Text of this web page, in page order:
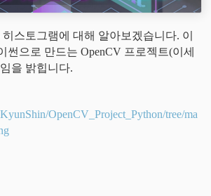
스토그램에 대해 알아보겠습니다. 이
썬으로 만드는 OpenCV 프로젝트(이세
을 밝힙니다.
OpenCV_Project_Python/tree/ma